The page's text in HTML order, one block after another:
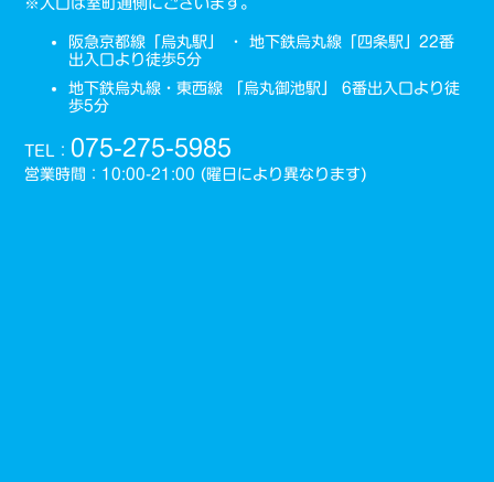
阪急京都線「烏丸駅」 ・ 地下鉄烏丸線「四条駅」22番
出入口より徒歩5分
地下鉄烏丸線・東西線 「烏丸御池駅」 6番出入口より徒
歩5分
TEL： 075-275-5985
営業時間：10:00-21:00 (曜日により異なります)